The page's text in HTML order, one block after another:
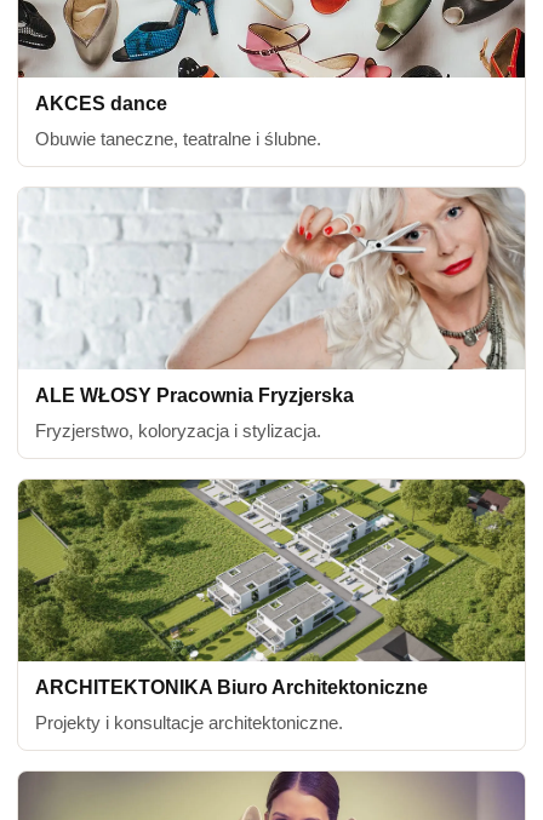
AKCES dance
Obuwie taneczne, teatralne i ślubne.
ALE WŁOSY Pracownia Fryzjerska
Fryzjerstwo, koloryzacja i stylizacja.
ARCHITEKTONIKA Biuro Architektoniczne
Projekty i konsultacje architektoniczne.